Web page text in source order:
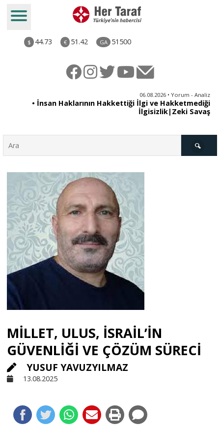
$ 44.73 € 51.42 GA 51500
06.08.2026 • Yorum - Analiz
• İnsan Haklarının Hakkettiği İlgi ve Hakketmediği
İlgisizlik|Zeki Savaş
Türkiye
Derkenar
Sivil Toplum
Kültür - Sanat
Ekonomi
Dünya
Yorum - Analiz
Söyleşi
MİLLET, ULUS, İSRAİL’İN
GÜVENLİĞİ VE ÇÖZÜM SÜRECİ
YUSUF YAVUZYILMAZ
13.08.2025